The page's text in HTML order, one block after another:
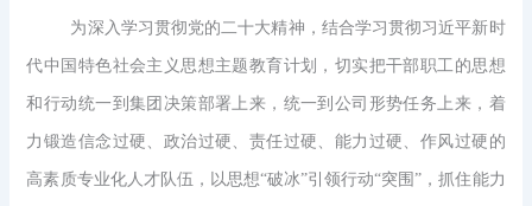
为深入学习贯彻党的二十大精神，结合学习贯彻习近平新时
代中国特色社会主义思想主题教育计划，切实把干部职工的思想
和行动统一到集团决策部署上来，统一到公司形势任务上来，着
力锻造信念过硬、政治过硬、责任过硬、能力过硬、作风过硬的
高素质专业化人才队伍，以思想“破冰”引领行动“突围”，抓住能力